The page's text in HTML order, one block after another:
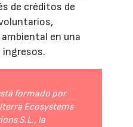
de créditos de
en una
ingresos.
formado por
Ecosystems
S.L., la